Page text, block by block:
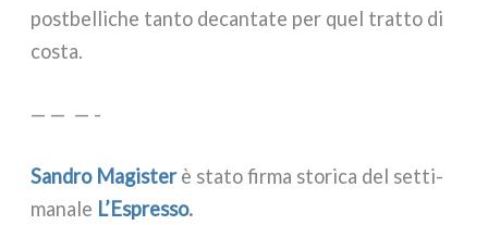
post­bel­li­che tan­to decan­ta­te per quel trat­to di
costa.
— — — -
Sandro Magisterè sta­to fir­ma sto­ri­ca del set­ti­
ma­na­le L’Espresso.